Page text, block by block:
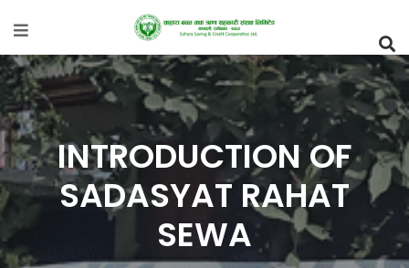
INTRODUCTION OF
SADASYAT RAHAT
SEWA